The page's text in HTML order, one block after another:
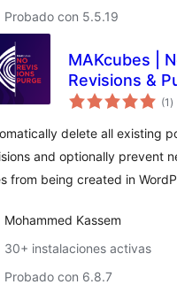
Probado con 5.5.19
MAKcubes |
Revisions &
(1de
)
delete all existing
and optionally prevent
from being created in
Mohammed Kassem
30+ instalaciones activas
Probado con 6.8.7